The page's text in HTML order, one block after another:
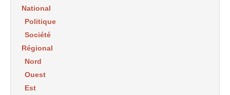
National
Politique
Société
Régional
Nord
Ouest
Est